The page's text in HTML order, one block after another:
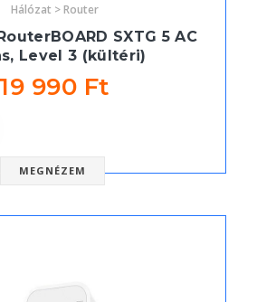
Hálózat > Router
SXTG 5 AC
Level 3 (kültéri)
19 990 Ft
MEGNÉZEM